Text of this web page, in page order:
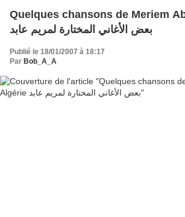
Quelques chansons de Meriem
بعض الأغاني المختارة لمريم عابد
Publié le 18/01/2007 à 18:17
Par Bob_A_A